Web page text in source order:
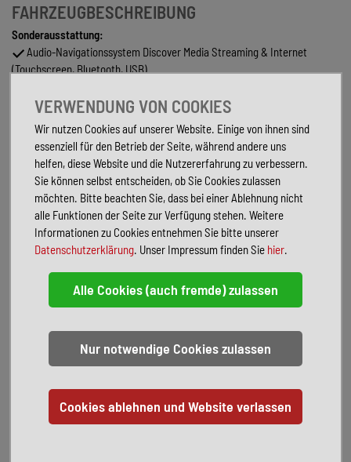
FAHRZEUGBESCHREIBUNG
Sonderausstattung:
Audio-Navigationssystem Discover Media Streaming & Internet
(Touchscreen, Bluetooth, USB)
LM-Felgen 8,5x20 (Suzuka, schwarz)
Multimedia-Schnittstelle 2 x USB (Typ C) vorn und 1 x USB-
Ladeanschluß (Typ C) Mittelkonsole hinten
Perleffekt-Lackierung
Sport-Paket
Standheizung mit Standlüftung
Winter-Paket inkl. Sitzheizung hinten
Serienausstattung:
3-Punkt-Sicherheitsgurt hinten mitte
Abbiege- und Allwetterlicht / Schlechtwetter-Licht
Ablagefach am Dachhimmel
Airbag Fahrer-/Beifahrerseite, Beifahrerairbag abschaltbar,
Knieairbag Fahrerseite
Ambiente-Beleuchtung (30 Farben)
Antriebsart: Allradantrieb
Audiosystem Ready 2 Discover (inkl. Streaming & Internet,
VERWENDUNG VON COOKIES
Wir nutzen Cookies auf unserer Website. Einige von ihnen sind
essenziell für den Betrieb der Seite, während andere uns
helfen, diese Website und die Nutzererfahrung zu verbessern.
Sie können selbst entscheiden, ob Sie Cookies zulassen
möchten. Bitte beachten Sie, dass bei einer Ablehnung nicht
alle Funktionen der Seite zur Verfügung stehen. Weitere
Informationen zu Cookies entnehmen Sie bitte unserer
Datenschutzerklärung. Unser Impressum finden Sie hier.